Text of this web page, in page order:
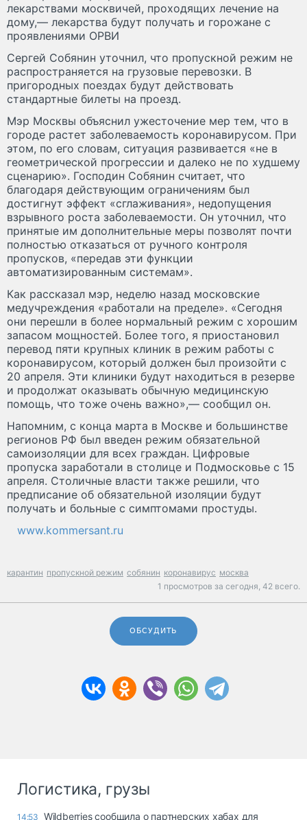
лекарствами москвичей, проходящих лечение на
дому,— лекарства будут получать и горожане с
проявлениями ОРВИ
Сергей Собянин уточнил, что пропускной режим не
распространяется на грузовые перевозки. В
пригородных поездах будут действовать
стандартные билеты на проезд.
Мэр Москвы объяснил ужесточение мер тем, что в
городе растет заболеваемость коронавирусом. При
этом, по его словам, ситуация развивается «не в
геометрической прогрессии и далеко не по худшему
сценарию». Господин Собянин считает, что
благодаря действующим ограничениям был
достигнут эффект «сглаживания», недопущения
взрывного роста заболеваемости. Он уточнил, что
принятые им дополнительные меры позволят почти
полностью отказаться от ручного контроля
пропусков, «передав эти функции
автоматизированным системам».
Как рассказал мэр, неделю назад московские
медучреждения «работали на пределе». «Сегодня
они перешли в более нормальный режим с хорошим
запасом мощностей. Более того, я приостановил
перевод пяти крупных клиник в режим работы с
коронавирусом, который должен был произойти с
20 апреля. Эти клиники будут находиться в резерве
и продолжат оказывать обычную медицинскую
помощь, что тоже очень важно»,— сообщил он.
Напомним, с конца марта в Москве и большинстве
регионов РФ был введен режим обязательной
самоизоляции для всех граждан. Цифровые
пропуска заработали в столице и Подмосковье с 15
апреля. Столичные власти также решили, что
предписание об обязательной изоляции будут
получать и больные с симптомами простуды.
www.kommersant.ru
карантин пропускной режим собянин коронавирус москва
1 просмотров за сегодня, 42 всего.
ОБСУДИТЬ
Логистика, грузы
14:53 Wildberries сообщила о партнерских хабах для